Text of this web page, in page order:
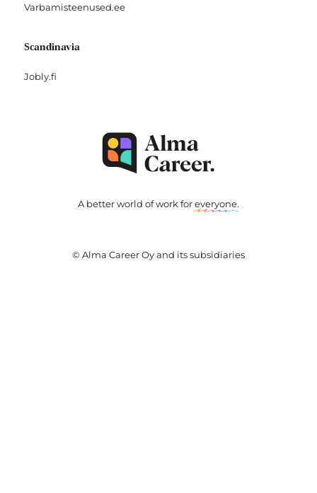
Varbamisteenused.ee
Scandinavia
Jobly.fi
A better world of work foreveryone.
© Alma Career Oy and its subsidiaries